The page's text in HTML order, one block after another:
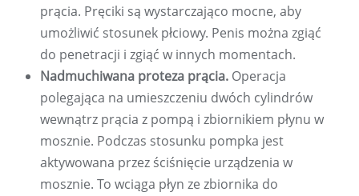
prącia. Pręciki są wystarczająco mocne, aby
umożliwić stosunek płciowy. Penis można zgiąć
do penetracji i zgiąć w innych momentach.
Nadmuchiwana proteza prącia. Operacja
polegająca na umieszczeniu dwóch cylindrów
wewnątrz prącia z pompą i zbiornikiem płynu w
mosznie. Podczas stosunku pompka jest
aktywowana przez ściśnięcie urządzenia w
mosznie. To wciąga płyn ze zbiornika do